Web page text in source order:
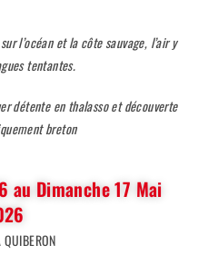
l’océan et la côte sauvage, l’air y
tentantes.
détente en thalasso et découverte
breton
au Dimanche 17 Mai